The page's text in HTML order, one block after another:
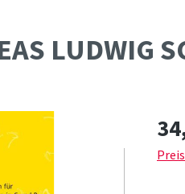
LUDWIG